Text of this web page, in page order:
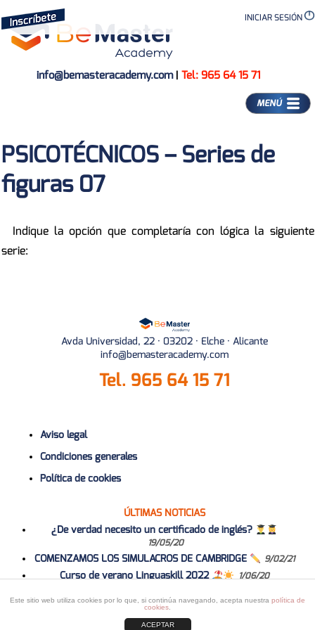
INICIAR SESIÓN
info@bemasteracademy.com| Tel: 965 64 15 71
MENÚ
PSICOTÉCNICOS – Series de
figuras 07
Indique la opción que completaría con lógica la siguiente
serie:
Este sitio web utiliza cookies por lo que, si continúa navegando, acepta nuestra política de
cookies
ACEPTAR
Avda Universidad, 22 · 03202 · Elche · Alicante
info@bemasteracademy.com
Tel. 965 64 15 71
Aviso legal
Condiciones generales
Política de cookies
ÚLTIMAS NOTICIAS
¿De verdad necesito un certificado de inglés?
19/05/20
COMENZAMOS LOS SIMULACROS DE CAMBRIDGE 9/02/21
Curso de verano Linguaskill 2022 1/06/20